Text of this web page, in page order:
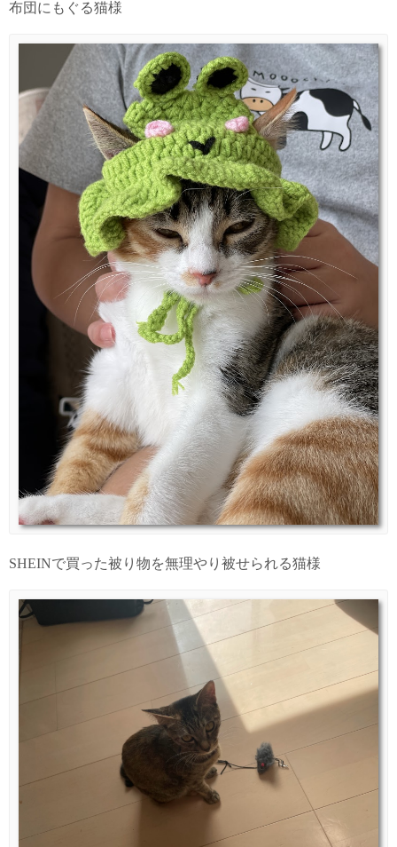
布団にもぐる猫様
SHEINで買った被り物を無理やり被せられる猫様